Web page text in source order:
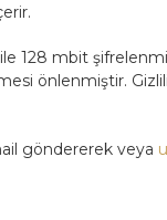
mbit
önlenmiştir.
göndererek veya